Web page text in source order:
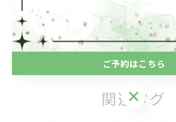
< 前のページ 一覧に戻る
関連タグ
ご予約はこちら
ご予約はこちら